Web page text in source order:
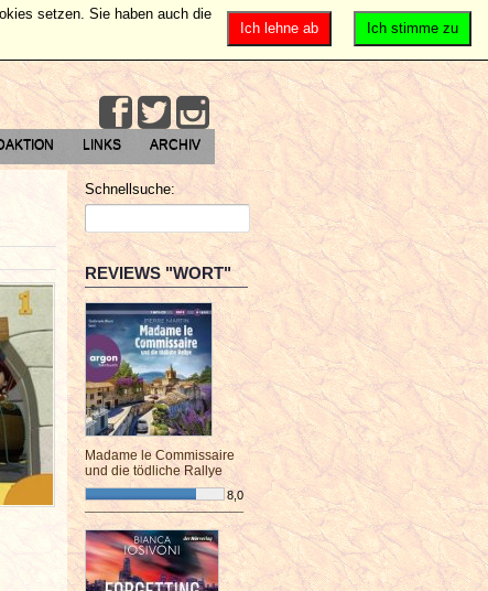
LINKS ARCHIV
Schnellsuche:
REVIEWS "WORT"
Madame le Commissaire
und die tödliche Rallye
8,0
¯¯¯¯¯¯¯¯¯¯¯¯¯¯¯¯¯¯¯¯¯¯¯¯
Ich stimme zu
Ich lehne ab
setzen. Sie haben auch die